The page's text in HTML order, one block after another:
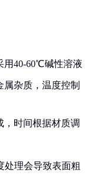
用40-60℃碱性溶液
属杂质，温度控制
，时间根据材质调
处理会导致表面粗